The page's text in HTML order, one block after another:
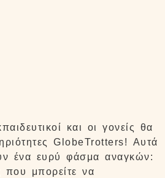
και οι γονείς θα
GlobeTrotters! Αυτά
ένα ευρύ φάσμα αναγκών:
που μπορείτε να